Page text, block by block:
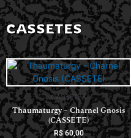
CASSETES
CASSETES
Thaumaturgy – Charnel Gnosis
(CASSETE)
R$60,00